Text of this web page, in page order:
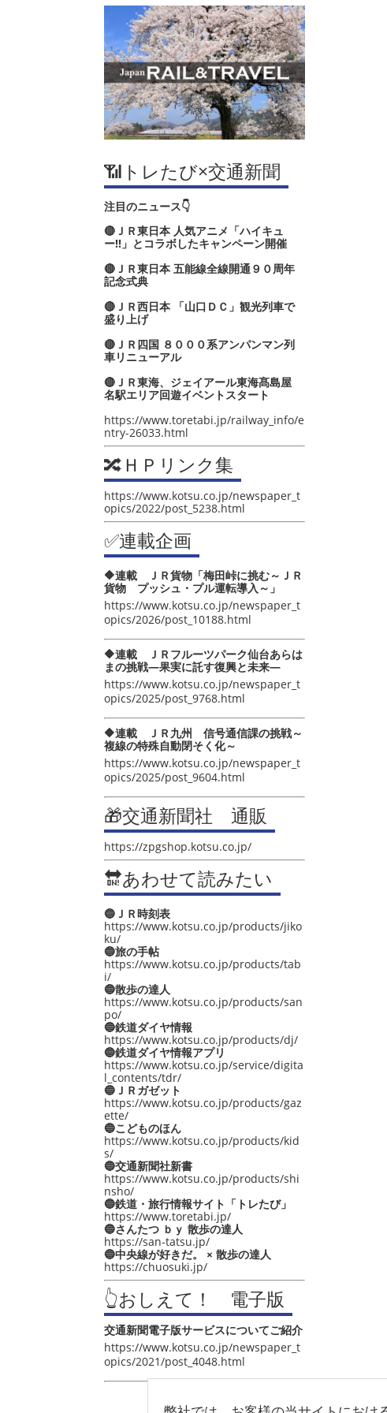
📶トレたび×交通新聞
注目のニュース👇
🔴ＪＲ東日本 人気アニメ「ハイキュ
ー‼」とコラボしたキャンペーン開催
🔴ＪＲ東日本 五能線全線開通９０周年
記念式典
🔴ＪＲ西日本 「山口ＤＣ」観光列車で
盛り上げ
🔴ＪＲ四国 ８０００系アンパンマン列
車リニューアル
🔴ＪＲ東海、ジェイアール東海髙島屋
名駅エリア回遊イベントスタート
https://www.toretabi.jp/railway_info/e
ntry-26033.html
🔀ＨＰリンク集
https://www.kotsu.co.jp/newspaper_t
opics/2022/post_5238.html
✅連載企画
🔶連載 ＪＲ貨物「梅田峠に挑む～ＪＲ
貨物 プッシュ・プル運転導入～」
https://www.kotsu.co.jp/newspaper_t
opics/2026/post_10188.html
🔶連載 ＪＲフルーツパーク仙台あらは
まの挑戦―果実に託す復興と未来―
https://www.kotsu.co.jp/newspaper_t
opics/2025/post_9768.html
🔶連載 ＪＲ九州 信号通信課の挑戦～
複線の特殊自動閉そく化～
https://www.kotsu.co.jp/newspaper_t
opics/2025/post_9604.html
🎁交通新聞社 通販
https://zpgshop.kotsu.co.jp/
🔛あわせて読みたい
🔵ＪＲ時刻表
https://www.kotsu.co.jp/products/jiko
ku/
🔵旅の手帖
https://www.kotsu.co.jp/products/tab
i/
🔵散歩の達人
https://www.kotsu.co.jp/products/san
po/
🔵鉄道ダイヤ情報
https://www.kotsu.co.jp/products/dj/
🔵鉄道ダイヤ情報アプリ
https://www.kotsu.co.jp/service/digita
l_contents/tdr/
🔵ＪＲガゼット
https://www.kotsu.co.jp/products/gaz
ette/
🔵こどものほん
https://www.kotsu.co.jp/products/kid
s/
🔵交通新聞社新書
https://www.kotsu.co.jp/products/shi
nsho/
🔵鉄道・旅行情報サイト「トレたび」
https://www.toretabi.jp/
🔵さんたつ ｂｙ 散歩の達人
https://san-tatsu.jp/
🔵中央線が好きだ。 × 散歩の達人
https://chuosuki.jp/
👆おしえて！ 電子版
交通新聞電子版サービスについてご紹介
https://www.kotsu.co.jp/newspaper_t
opics/2021/post_4048.html